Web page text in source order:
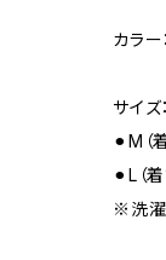
カラー
サイズ
⚫︎M（
⚫︎L（
※洗濯